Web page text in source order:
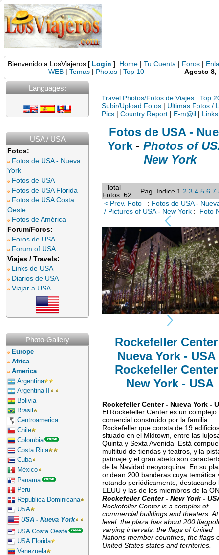
Bienvenido a LosViajeros [ Login ] Home | Tu Cuenta | Foros |
WEB| Temas| Photos | Top 10 Agosto 8,
Languages:
USA / USA
Fotos:
Fotos de USA - Nueva
York
Fotos de USA
Fotos de USA Florida
Fotos de USA Costa
Oeste
Fotos de América
Forum/Foros:
Foros de USA
Forum of USA
Viajes / Travels:
Links de USA
Diarios de USA
Viajar a USA
Photo-Gallery
Europe
Africa
America
Argentina
Argentina II
Bolivia
Brasil
Centroamerica
Chile
Colombia
Costa Rica
Cuba
México
Panama
Peru
Republica Dominicana
USA
USA - Nueva York
USA Costa Oeste
USA Florida
Venezuela
Travel Photos/Fotos de Viajes | Top
Subir/Upload Fotos | Ultimas Fotos /
Pics | Country Report | E-m@il | Links
Fotos de USA -
York- Photos of
New York
Total
Fotos: 62
Pag. Indice 1 2 3 4 5 6 7
< Prev. Foto
: Fotos de USA -
/ Pictures of USA - New York : Foto
Rockefeller
Nueva York - USA
Rockefeller
New York - USA
Rockefeller Center - Nueva York -
El Rockefeller Center es un complejo
comercial construido por la familia
Rockefeller que consta de 19
situado en el Midtown, entre las
Quinta y Sexta Avenida. Está
multitud de tiendas y teatros, y la
patinaje y el gran abeto son
de la Navidad neoyorquina. En su
ondean 200 banderas cuya temática
rotando periódicamente, destacando
EEUU y las de los miembros de la
Rockefeller Center - New York -
Rockefeller Center is a complex of
commercial buildings and theaters.
level, the plaza has about 200
varying intervals, the flags of United
Nations member countries, the flags
United States states and territories.